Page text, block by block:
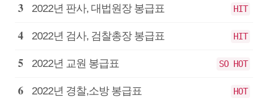
급
2022년 판사, 대법원장 봉급표 HIT
2022년 검사, 검찰총장 봉급표 HIT
2022년 교원 봉급표 SO HOT
2022년 경찰,소방 봉급표 HOT